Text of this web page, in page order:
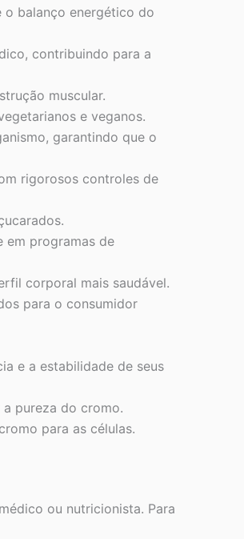
o balanço energético do
contribuindo para a
muscular.
e veganos.
garantindo que o
rigorosos controles de
em programas de
corporal mais saudável.
para o consumidor
e a estabilidade de seus
pureza do cromo.
para as células.
ou nutricionista. Para